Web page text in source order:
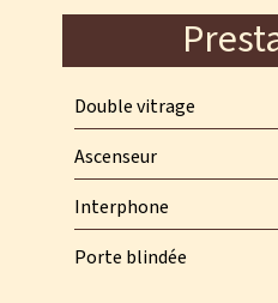
Double vitrage
Ascenseur
Interphone
Porte blindée